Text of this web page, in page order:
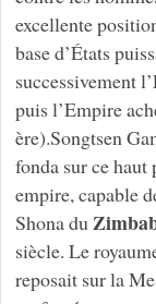
excellente
base d’États
successivement
puis l’Empire
ère).Songtsen
fonda sur ce
empire, capable
Shona du
siècle. Le
reposait sur la